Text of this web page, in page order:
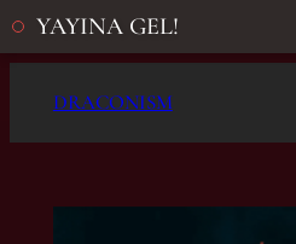
YAYINA GEL!
DRACONISM